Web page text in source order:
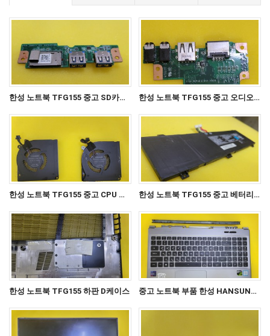
받았지만비용문제로 충격받으신후
한성 노트북 TFG155 중고 SD카드,USB 서브보드 GK5CNXX SD CARD V10 한성 노트북 TFG155 중고 오디오 서브 보드 GK5CNXX AUDIO V1.0
한성 노트북 TFG155 중고 CPU 팬, VGA 팬 EG50060S1-C380-S9A / THER7GK5C6-11411 / GK5CN6Z CPU PAN VGA PAN 한성 노트북 TFG155 중고 베터리 GK5CN-00-13-4S1P-0
한성 노트북 TFG155 하판 D케이스 중고 노트북 부품 한성 HANSUNG TFG155 키보드 상판 일체형 C케이스 팝니다.